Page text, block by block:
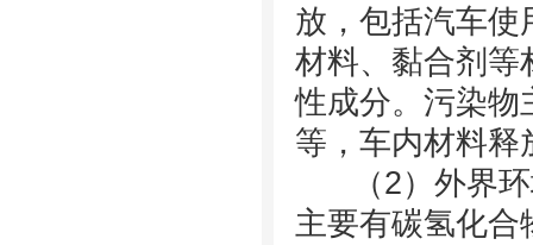
放，包括汽车使
材料、黏合剂等
性成分。污染物
等，车内材料释
（2）外界环
主要有碳氢化合